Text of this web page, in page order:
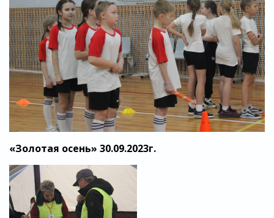
«Золотая осень» 30.09.2023г.